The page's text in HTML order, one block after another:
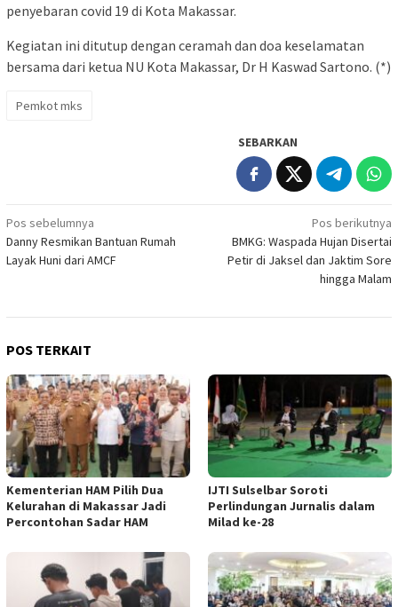
penyebaran covid 19 di Kota Makassar.
Kegiatan ini ditutup dengan ceramah dan doa keselamatan
bersama dari ketua NU Kota Makassar, Dr H Kaswad Sartono. (*)
Pemkot mks
SEBARKAN
Navigasi
pos
Pos sebelumnya
Danny Resmikan Bantuan Rumah
Layak Huni dari AMCF
Pos berikutnya
BMKG: Waspada Hujan Disertai
Petir di Jaksel dan Jaktim Sore
hingga Malam
POS TERKAIT
Kementerian HAM Pilih Dua
Kelurahan di Makassar Jadi
Percontohan Sadar HAM
IJTI Sulselbar Soroti
Perlindungan Jurnalis dalam
Milad ke-28